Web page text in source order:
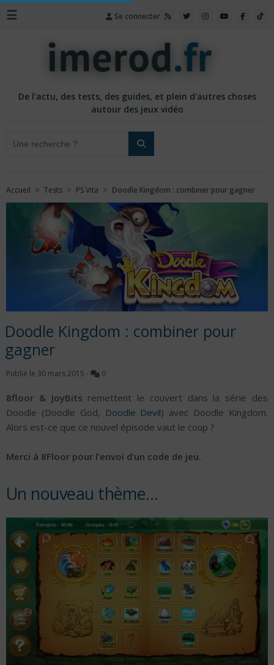
☰ Se connecter
De l'actu, des tests, des guides, et plein d'autres choses
autour des jeux vidéo
Accueil » Tests » PS Vita » Doodle Kingdom : combiner pour gagner
Doodle Kingdom : combiner pour
gagner
Publié le 30 mars 2015 - 0
8floor & JoyBits remettent le couvert dans la série des
Doodle (Doodle God, Doodle Devil) avec Doodle Kingdom.
Alors est-ce que ce nouvel épisode vaut le coup ?
Merci à 8Floor pour l’envoi d’un code de jeu.
Un nouveau thème…